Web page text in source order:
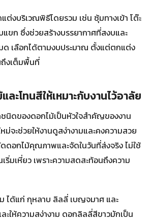
ต่งบริเวณพิธีโดยรวม เช่น ซุ้มทางเข้า โต๊ะ
ขก ซึ่งช่วยสร้างบรรยากาศที่สงบและ
ด เลือกได้ตามงบประมาณ ตั้งแต่ตกแต่ง
งเต็มพื้นที่
ละโทนสีให้เหมาะกับงานไว้อาลัย
นิดของดอกไม้เป็นหัวใจสำคัญของงาน
ม่จะช่วยให้งานดูสง่างามและคงความสวย
ดอกไม้คุณภาพและจัดในวันที่ส่งจริง ไม่ใช้
ริ่มเหี่ยว เพราะความสดสะท้อนถึงความ
ได้แก่ กุหลาบ ลิลลี่ เบญจมาศ และ
ะให้ความสง่างาม ดอกลิลลี่สีขาวมักเป็น